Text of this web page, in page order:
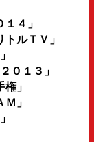
４」
ルＴＶ」
１３」
」
」